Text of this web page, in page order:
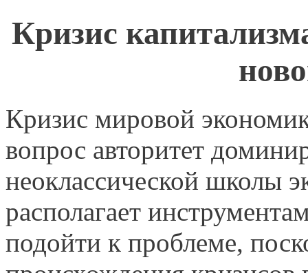
Кризис
Кризис мировой
вопрос авторитет
неоклассической школы
располагает
подой­ти к проблеме,